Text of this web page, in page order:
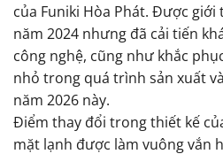
của Funiki Hòa Phát. Được
năm 2024 nhưng đã cải tiến
công nghệ, cũng như khắc
nhỏ trong quá trình sản xuất
năm 2026 này.
Điểm thay đổi trong thiết kế
mặt lạnh được làm vuông vắn